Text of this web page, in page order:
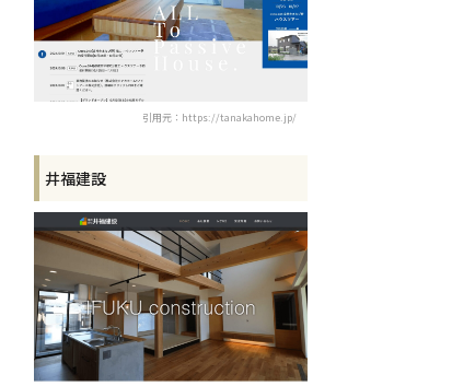
引用元：https://tanakahome.jp/
井福建設